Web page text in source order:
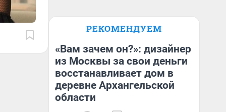
РЕКОМЕНДУЕМ
«Вам зачем он?»: дизайнер
из Москвы за свои деньги
восстанавливает дом в
деревне Архангельской
области